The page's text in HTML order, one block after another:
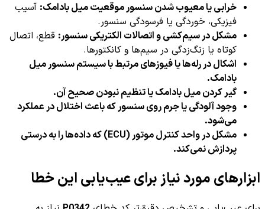
خرابی یا معیوب شدن سنسور موقعیت میل بادامک: آسیب
فیزیکی، خوردگی یا فرسودگی سنسور.
مشکل در سیم‌کشی و اتصالات الکتریکی سنسور: قطع، اتصال
کوتاه یا زنگ‌زدگی در سیم‌ها و کانکتورها.
اشکال در رله‌ها یا فیوزهای مرتبط با سیستم سنسور میل
بادامک.
گیر کردن میل بادامک یا تنظیم نبودن صحیح آن.
وجود آلودگی یا جرم روی سنسور که باعث اختلال در عملکرد
می‌شود.
مشکل در واحد کنترل موتور (ECU) که داده‌ها را به درستی
پردازش نمی‌کند.
ابزارهای مورد نیاز برای عیب‌یابی این خطا